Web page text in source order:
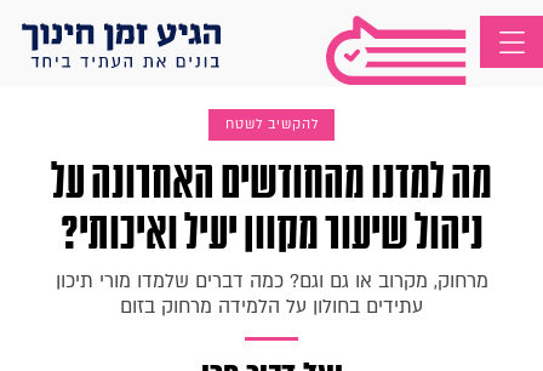
להקשיב לשטח
מה למדנו מהחודשים האחרונה על
ניהול שיעור מקוון יעיל ואיכותי?
מרחוק, מקרוב או גם וגם? כמה דברים שלמדו מורי תיכון
עתידים בחולון על הלמידה מרחוק בזום